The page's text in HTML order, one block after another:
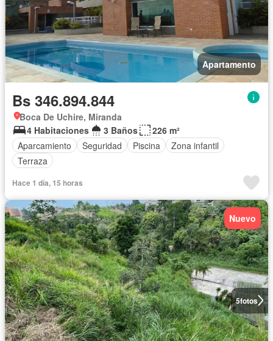
Apartamento
Bs 346.894.844
Boca De Uchire, Miranda
4 Habitaciones
3 Baños
226 m²
Aparcamiento
Seguridad Piscina
Zona infantil
Terraza
Hace 1 día, 15 horas
5fotos
Nuevo